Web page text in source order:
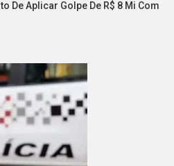
De Aplicar Golpe De R$ 8 Mi Com